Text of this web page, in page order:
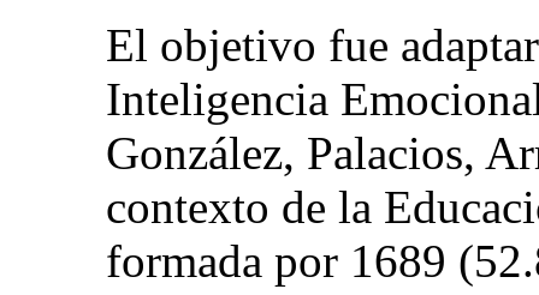
El objetivo fue
Inteligencia
González, Palacios,
contexto de la
formada por 1689